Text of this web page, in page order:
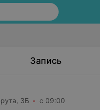
Запись
3Б с 09:00